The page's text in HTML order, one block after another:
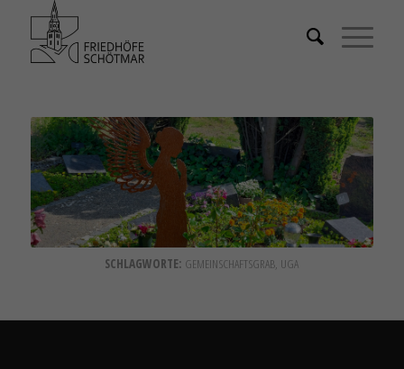
SCHLAGWORTE: GEMEINSCHAFTSGRAB, UGA